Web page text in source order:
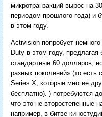
микротранзакций вырос на
периодом прошлого года) и
в этом году.
Activision попробует
Duty в этом году,
стандартные 60 долларов,
разных поколений» (то
Series X, которые многие
бесплатно). ) потребуются
что это не второстепенные
например, в битве